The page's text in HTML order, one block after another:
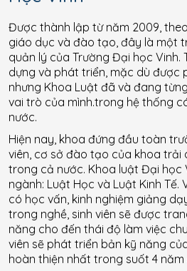
Được thành lập từ năm 2009,
giáo dục và đào tạo, đây là một
quản lý của Trường Đại học Vinh.
dựng và phát triển, mặc dù được
nhưng Khoa Luật đã và đang
vai trò của mình.trong hệ thống
nước.
Hiện nay, khoa đứng đầu toàn
viên, cơ sở đào tạo của khoa trải
trong cả nước. Khoa luật Đại học
ngành: Luật Học và Luật Kinh Tế.
có học vấn, kinh nghiệm giảng
trong nghề, sinh viên sẽ được
năng cho đến thái độ làm việc
viên sẽ phát triển bản kỹ năng
hoàn thiện nhất trong suốt 4